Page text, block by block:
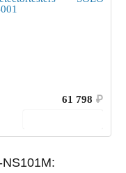
61 798 ₽